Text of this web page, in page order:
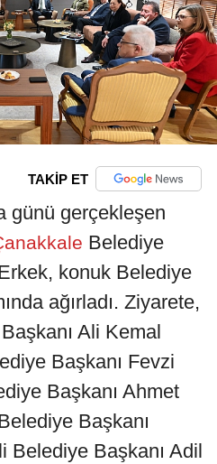
TAKİP ET
günü gerçekleşen
Belediye
konuk Belediye
ağırladı. Ziyarete,
Ali Kemal
Başkanı Fevzi
Başkanı Ahmet
Başkanı
Belediye Başkanı Adil